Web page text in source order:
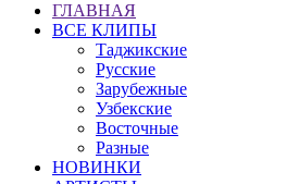
ГЛАВНАЯ
ВСЕ КЛИПЫ
Таджикские
Русские
Зарубежные
Узбекские
Восточные
Разные
НОВИНКИ